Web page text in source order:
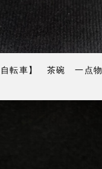
自転車】 茶碗 一点物